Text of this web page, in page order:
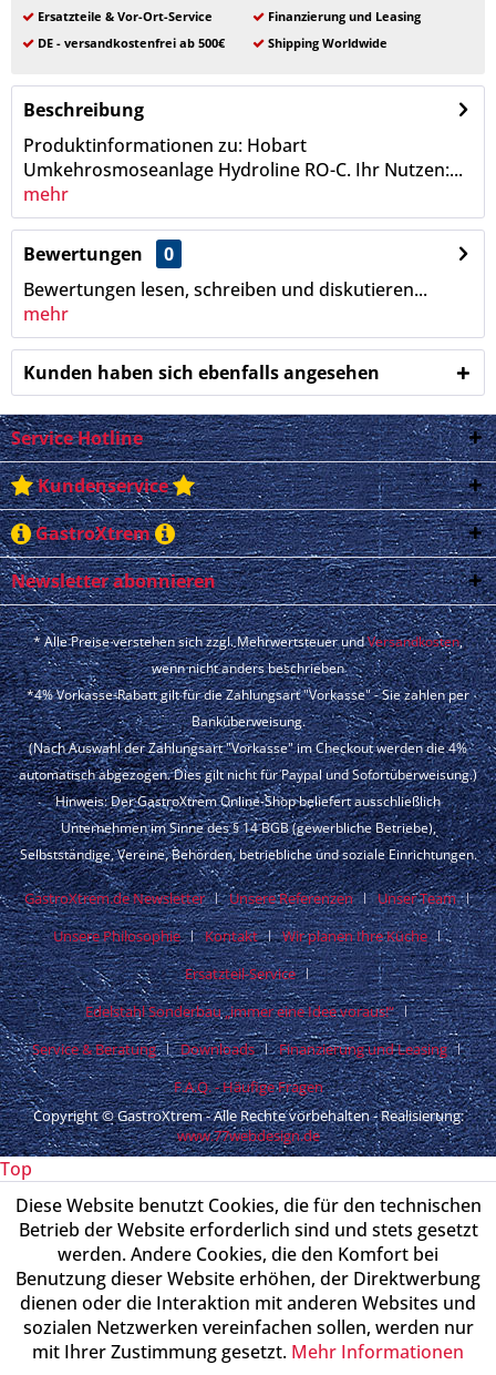
Ersatzteile & Vor-Ort-Service
Finanzierung und Leasing
DE - versandkostenfrei ab 500€
Shipping Worldwide
Beschreibung
Produktinformationen zu: Hobart
Umkehrosmoseanlage Hydroline RO-C. Ihr Nutzen:...
mehr
Bewertungen
0
Bewertungen lesen, schreiben und diskutieren...
mehr
Kunden haben sich ebenfalls angesehen
Service Hotline
Kundenservice
GastroXtrem
Newsletter abonnieren
* Alle Preise verstehen sich zzgl. Mehrwertsteuer undVersandkosten,
wenn nicht anders beschrieben
*4% Vorkasse-Rabatt gilt für die Zahlungsart "Vorkasse" - Sie zahlen per
Banküberweisung.
(Nach Auswahl der Zahlungsart "Vorkasse" im Checkout werden die 4%
automatisch abgezogen. Dies gilt nicht für Paypal und Sofortüberweisung.)
Hinweis: Der GastroXtrem Online-Shop beliefert ausschließlich
Unternehmen im Sinne des § 14 BGB (gewerbliche Betriebe),
Selbstständige, Vereine, Behörden, betriebliche und soziale Einrichtungen.
GastroXtrem.de Newsletter Unsere Referenzen
Unser Team
Unsere Philosophie
Kontakt
Wir planen Ihre Küche
Ersatzteil-Service
Edelstahl Sonderbau „immer eine Idee voraus!“
Service & Beratung
Downloads
Finanzierung und Leasing
F.A.Q. - Häufige Fragen
Copyright © GastroXtrem - Alle Rechte vorbehalten - Realisierung:
www.77webdesign.de
Top
Diese Website benutzt Cookies, die für den technischen
Betrieb der Website erforderlich sind und stets gesetzt
werden. Andere Cookies, die den Komfort bei
Benutzung dieser Website erhöhen, der Direktwerbung
dienen oder die Interaktion mit anderen Websites und
sozialen Netzwerken vereinfachen sollen, werden nur
mit Ihrer Zustimmung gesetzt. Mehr Informationen